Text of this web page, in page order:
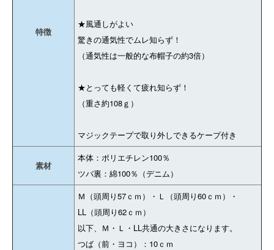
特徴
★風通しがよい
驚きの通気性でムレ知らず！
（通気性は一般的な布帽子の約3倍）
★とっても軽くて疲れ知らず！
（重さ約108ｇ）
マジックテープで取り外しできるケープ付き
素材
本体：ポリエチレン100％
ツバ裏：綿100％（デニム）
Ｍ（頭周り57ｃｍ）・Ｌ（頭周り60ｃｍ）・
LL（頭周り62ｃｍ）
以下、Ｍ・Ｌ・LL共通の大きさになります。
つば（前・ヨコ）：10ｃｍ